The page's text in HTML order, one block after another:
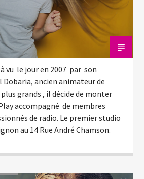
vu le jour en 2007 par son
ancien animateur de
plus grands , il décide de monter
accompagné de membres
de radio. Le premier studio
au 14 Rue André Chamson.